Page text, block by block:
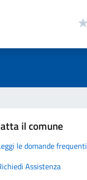
il comune
le domande frequenti
Assistenza